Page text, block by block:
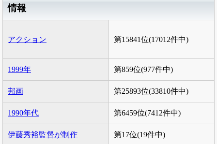
情報
アクション 第15841位(17012件中)
1999年 第859位(977件中)
邦画 第25893位(33810件中)
1990年代 第6459位(7412件中)
伊藤秀裕監督が制作 第17位(19件中)